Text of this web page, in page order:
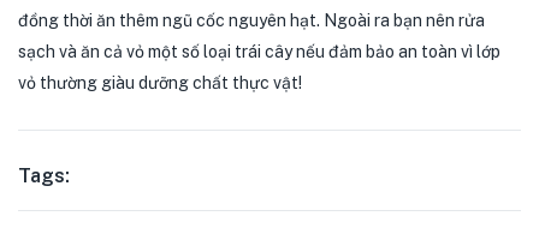
đồng thời ăn thêm ngũ cốc nguyên hạt. Ngoài ra bạn nên rửa
sạch và ăn cả vỏ một số loại trái cây nếu đảm bảo an toàn vì lớp
vỏ thường giàu dưỡng chất thực vật!
Tags: